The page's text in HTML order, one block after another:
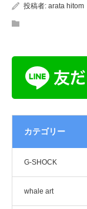
投稿者: arata hitom
カテゴリー
G-SHOCK
whale art